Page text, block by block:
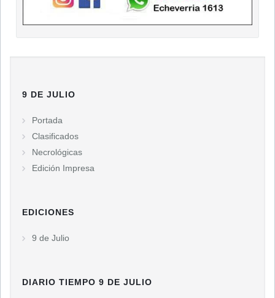
9 DE JULIO
Portada
Clasificados
Necrológicas
Edición Impresa
EDICIONES
9 de Julio
DIARIO TIEMPO 9 DE JULIO